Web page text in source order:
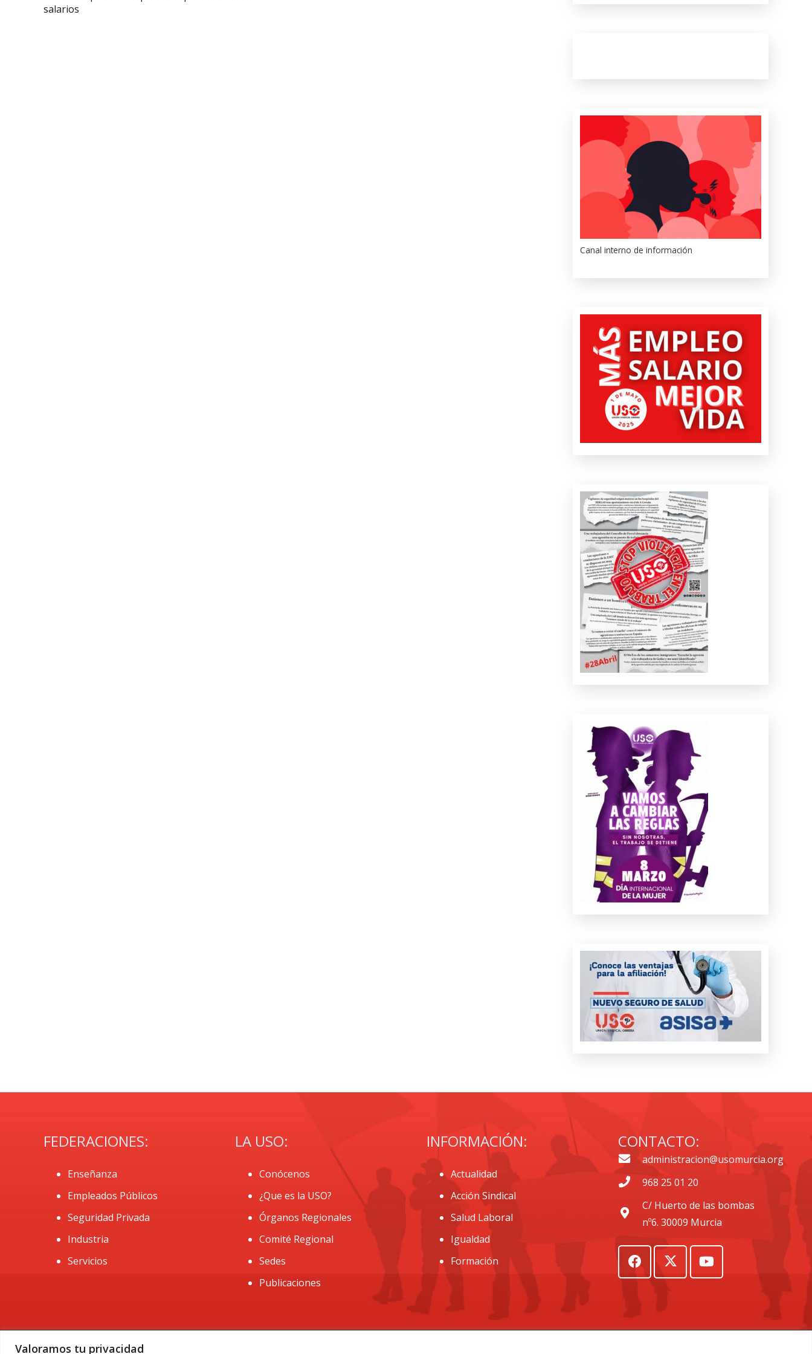
Valoramos tu privacidad
salarios
Canal interno de información
FEDERACIONES:
Enseñanza
Empleados Públicos
Seguridad Privada
Industria
Servicios
LA USO:
Conócenos
¿Que es la USO?
Órganos Regionales
Comité Regional
Sedes
Publicaciones
INFORMACIÓN:
Actualidad
Acción Sindical
Salud Laboral
Igualdad
Formación
CONTACTO:
administracion@usomurcia.org
968 25 01 20
C/ Huerto de las bombas
nº6. 30009 Murcia